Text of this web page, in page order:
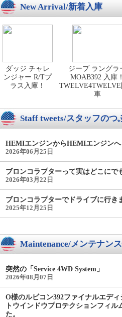
New Arrival/新着入庫
ダッジ チャレ
ンジャー R/Tプ
ラス入庫！
ジープ ラングラ
MOAB392 入庫！
TWELVE4TWELVE
車
Staff tweets/スタッフのつ
HEMIエンジンからHEMIエンジンへ
2026年06月25日
ブロンコラプターって実はどこにで
2026年03月22日
ブロンコラプターでドライブに行き
2025年12月25日
Maintenance/メンテナン
突然の「Service 4WD System」
2026年08月07日
O様のルビコン392ファイナルエデ
トウインドウプロテクションフィ
た。